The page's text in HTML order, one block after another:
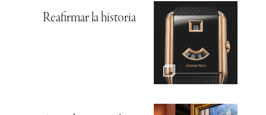
Reafirmar la historia